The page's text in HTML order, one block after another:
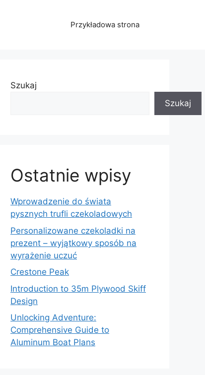
Przykładowa strona
Szukaj
Szukaj
Ostatnie wpisy
Wprowadzenie do świata
pysznych trufli czekoladowych
Personalizowane czekoladki na
prezent – wyjątkowy sposób na
wyrażenie uczuć
Crestone Peak
Introduction to 35m Plywood Skiff
Design
Unlocking Adventure:
Comprehensive Guide to
Aluminum Boat Plans